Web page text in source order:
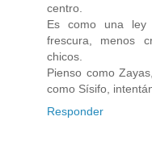
centro.
Es como una
frescura, menos
chicos.
Pienso como
como Sísifo,
Responder